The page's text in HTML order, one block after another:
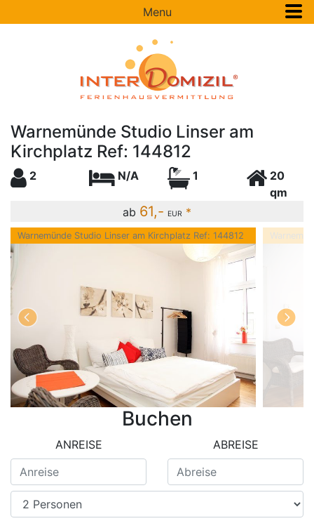
Menu
Warnemünde Studio Linser am
Kirchplatz Ref: 144812
2 N/A 1
20
qm
ab 61,- EUR *
Warnemünde Studio Linser am Kirchplatz Ref: 144812
Buchen
ANREISE ABREISE